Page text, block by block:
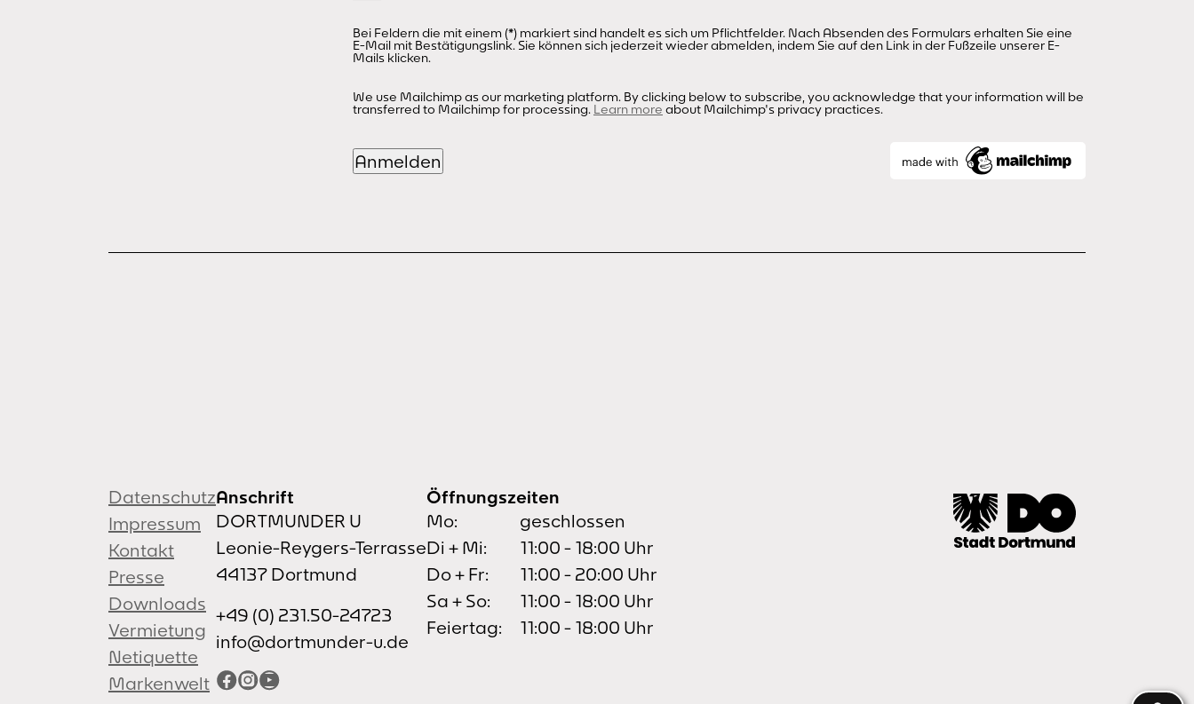
Bei Feldern die mit einem (*) markiert sind handelt es sich um Pflichtfelder. Nach Absenden des Formulars erhalten Sie eine
E-Mail mit Bestätigungslink. Sie können sich jederzeit wieder abmelden, indem Sie auf den Link in der Fußzeile unserer E-
Mails klicken.
We use Mailchimp as our marketing platform. By clicking below to subscribe, you acknowledge that your information will be
transferred to Mailchimp for processing. Learn more about Mailchimp's privacy practices.
Datenschutz
Impressum
Kontakt
Presse
Downloads
Vermietung
Netiquette
Markenwelt
Anschrift
DORTMUNDER U
Leonie-Reygers-Terrasse
44137 Dortmund
+49 (0) 231.50-24723
info@dortmunder-u.de
Facebook
Instagram
YouTube
Öffnungszeiten
Mo:
geschlossen
Di + Mi:
11:00 - 18:00 Uhr
Do + Fr:
11:00 - 20:00 Uhr
Sa + So:
11:00 - 18:00 Uhr
Feiertag:
11:00 - 18:00 Uhr